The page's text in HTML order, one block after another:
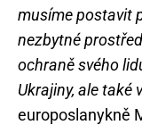
musíme postavit
nezbytné
ochraně svého
Ukrajiny, ale také
europoslanykně